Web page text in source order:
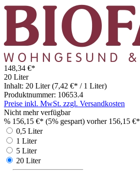
148,34 €*
20 Liter
Inhalt: 20 Liter (7,42 €* / 1 Liter)
Produktnummer: 10653.4
Preise inkl. MwSt. zzgl. Versandkosten
Nicht mehr verfügbar
% 156,15 €* (5% gespart) vorher 156,15 €*
0,5 Liter
1 Liter
5 Liter
20 Liter